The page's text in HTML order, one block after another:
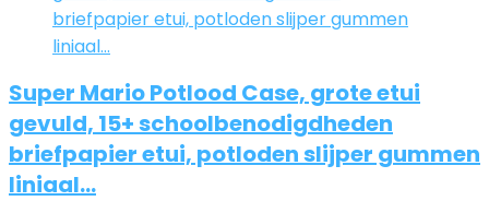
Super Mario Potlood Case, grote etui
gevuld, 15+ schoolbenodigdheden
briefpapier etui, potloden slijper gummen
liniaal…